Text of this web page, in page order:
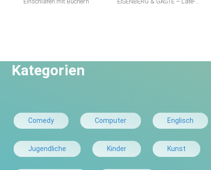
Kategorien
Comedy Computer Englisch
Jugendliche Kinder Kunst